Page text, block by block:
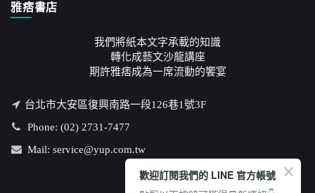
雅痞書店
我們將紙本文字承載的知識
轉化成藝文沙龍講座
期許雅痞成為一席流動的饗宴
台北市大安區復興南路一段126巷1號3F
Phone: (02) 2731-7477
Mail: service@yup.com.tw
歡迎訂閱我們的 LINE 官方帳號